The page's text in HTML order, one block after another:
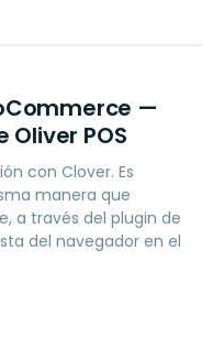
—
POS
con Clover. Es
manera que
a través del plugin de
del navegador en el